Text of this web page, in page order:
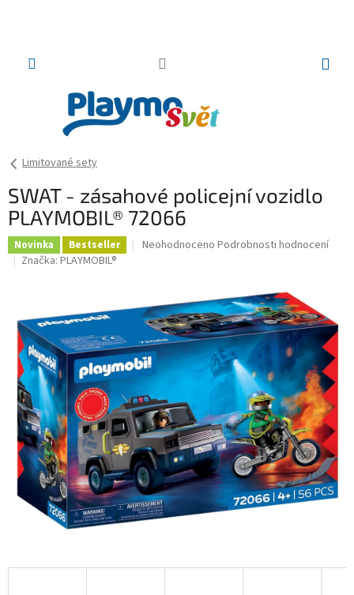
Limitované sety
SWAT - zásahové policejní vozidlo
PLAYMOBIL® 72066
Novinka Bestseller
Průměrné
0,0
z
hvězdiček.
Neohodnoceno Podrobnosti hodnocení
Značka: PLAYMOBIL®